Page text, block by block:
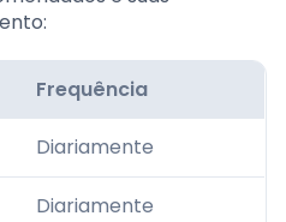
Frequência
Diariamente
Diariamente